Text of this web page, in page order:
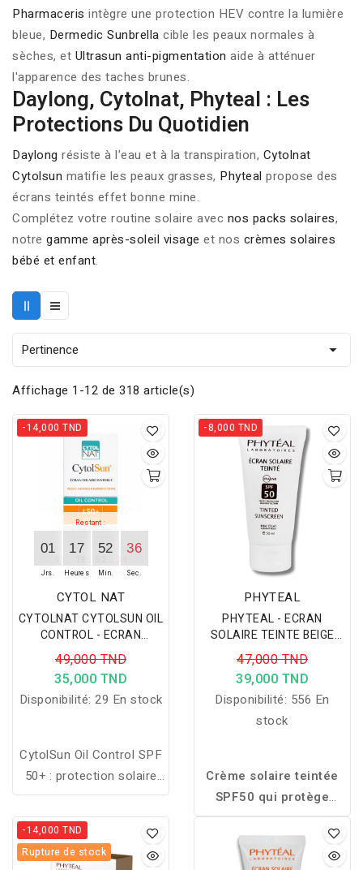
Pharmaceris intègre une protection HEV contre la lumière
bleue, Dermedic Sunbrella cible les peaux normales à
sèches, et Ultrasun anti-pigmentation aide à atténuer
l'apparence des taches brunes.
Daylong, Cytolnat, Phyteal : Les
Protections Du Quotidien
Daylong résiste à l'eau et à la transpiration, Cytolnat
Cytolsun matifie les peaux grasses, Phyteal propose des
écrans teintés effet bonne mine.
Complétez votre routine solaire avec nos packs solaires,
notre gamme après-soleil visage et nos crèmes solaires
bébé et enfant.
Pertinence 
Affichage 1-12 de 318 article(s)
Restant :
01
Jrs.
17
Heures
52
Min.
35
Sec.
: :
-14,000 TND
CYTOL NAT
CYTOLNAT CYTOLSUN OIL
CONTROL - ECRAN
SOLAIRE INVISIBLE SPF50+
50ML
49,000 TND
35,000 TND
Disponibilité: 29 En stock
CytolSun Oil Control SPF
50+ : protection solaire
très haute avec effet
matifiant longue durée,
idéale pour les peaux
grasses et à tendance
-8,000 TND
PHYTEAL
PHYTEAL - ECRAN
SOLAIRE TEINTE BEIGE
ECLAT SPF50+ 50ML
47,000 TND
39,000 TND
Disponibilité: 556 En
stock
Crème solaire teintée
SPF50 qui protège
efficacement le visage
tout en unifiant le teint
pour un fini naturel,
-14,000 TND
Rupture de stock